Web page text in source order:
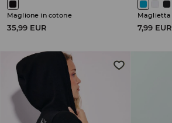
Maglione in cotone
35,99 EUR
Maglietta
7,99 EUR